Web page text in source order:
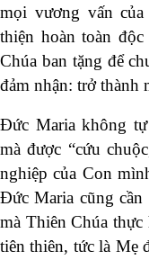
mọi vương vấn
thiện hoàn toàn
Chúa ban tặng để
đảm nhận: trở thành
Đức Maria không
mà được “cứu
nghiệp của Con
Đức Maria cũng cần
mà Thiên Chúa
tiên thiên, tức là Mẹ